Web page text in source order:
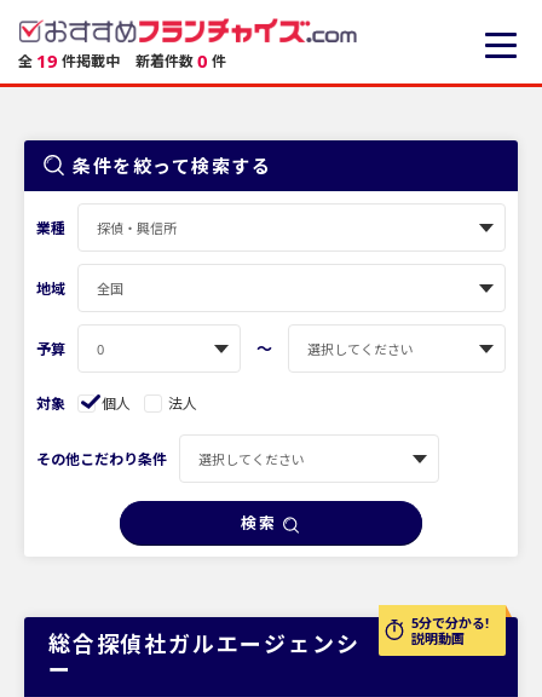
全 19 件掲載中 新着件数0 件
条件を絞って検索する
業種
地域
予算 〜
対象 個人 法人
その他こだわり条件
検索
5分で分かる!
説明動画
総合探偵社ガルエージェンシ
ー